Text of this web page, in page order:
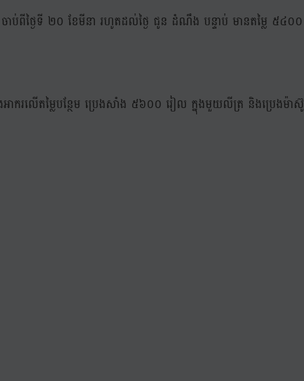
ាប់ពីថ្ងៃទី ២០ ខែមីនា រហូតដល់ថ្ងៃ ជូន ដំណឹង បន្ទាប់ មានតម្លៃ ៥
និងអាករលើតម្លៃបន្ថែម ប្រេងសាំង ៥៦០០ រៀល ក្នុងមួយលីត្រ និងប្រ